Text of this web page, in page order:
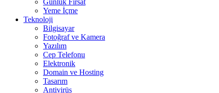
Günlük Fırsat
Yeme İçme
Teknoloji
Bilgisayar
Fotoğraf ve Kamera
Yazılım
Cep Telefonu
Elektronik
Domain ve Hosting
Tasarım
Antivirüs